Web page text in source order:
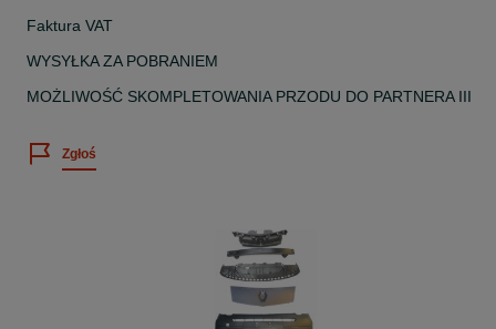
Faktura VAT
WYSYŁKA ZA POBRANIEM
MOŻLIWOŚĆ SKOMPLETOWANIA PRZODU DO PARTNERA III
Zgłoś